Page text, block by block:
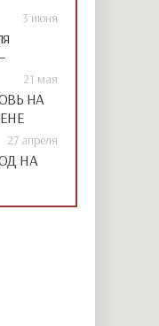
НА
27 апреля
НА